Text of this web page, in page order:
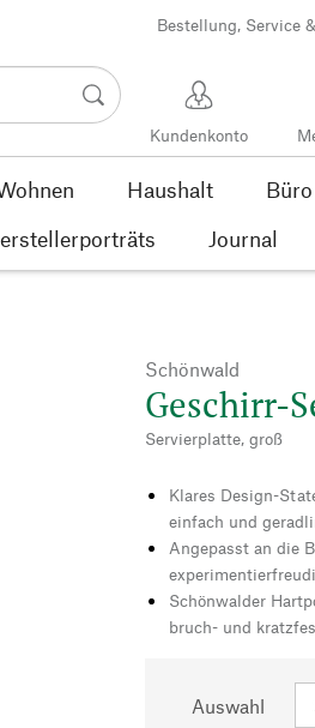
Bestellung, Service
Kundenkonto
Haushalt Büro
Journal
Schönwald
Geschirr-
Servierplatte, groß
Klares Design-
einfach und
Angepasst an die
Schönwalder
bruch- und
Auswahl